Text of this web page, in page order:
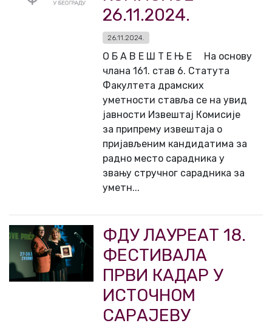
26.11.2024.
26.11.2024.
О Б А В Е Ш Т Е Њ Е На основу
члана 161. став 6. Статута
Факултета драмских
уметности ставља се на увид
јавности Извештај Комисије
за припрему извештаја о
пријављеним кандидатима за
радно место сарадника у
звању стручног сарадника за
уметн...
ФДУ ЛАУРЕАТ 18.
ФЕСТИВАЛА
ПРВИ КАДАР У
ИСТОЧНОМ
САРАЈЕВУ